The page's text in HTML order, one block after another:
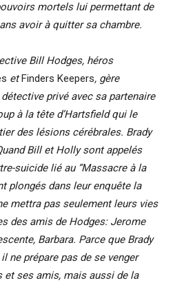
mortels lui permettant de
avoir à quitter sa chambre.
Bill Hodges, héros
etFinders Keepers, gère
privé avec sa partenaire
à la tête d’Hartsfield qui le
des lésions cérébrales. Brady
Bill et Holly sont appelés
suicide lié au “Massacre à la
plongés dans leur enquête la
mettra pas seulement leurs vies
des amis de Hodges: Jerome
Barbara. Parce que Brady
ne prépare pas de se venger
et ses amis, mais aussi de la